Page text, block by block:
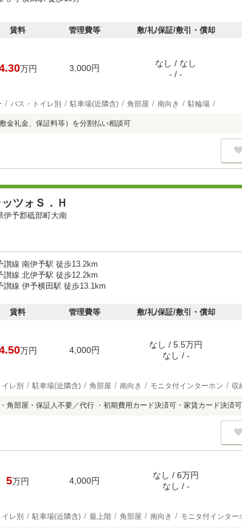
賃料 管理費等 敷/礼/保証/敷引・償却
万円 3,000円
なし / なし
- / -
バス・トイレ別 駐車場(近隣含) 角部屋 南向き 駐輪場
金礼金、保証料等）を分割払い相談可
ツォＳ．Ｈ
伊予郡砥部町大南
讃線 南伊予駅 徒歩13.2km
讃線 北伊予駅 徒歩12.2km
讃線 伊予横田駅 徒歩13.1km
賃料 管理費等 敷/礼/保証/敷引・償却
万円 4,000円
なし / 5.5万円
なし / -
レ別 駐車場(近隣含) 角部屋 南向き モニタ付インターホン 収
角部屋・保証人不要／代行 ・初期費用カード決済可・家賃カード決済可
5万円 4,000円
なし / 6万円
なし / -
レ別 駐車場(近隣含) 最上階 角部屋 南向き モニタ付インター